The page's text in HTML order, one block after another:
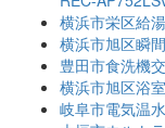
横浜市栄区給
横浜市旭区瞬
豊田市食洗機
横浜市旭区浴
岐阜市電気温